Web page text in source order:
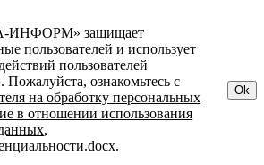
защищает
пользователей и использует
пользователей
ознакомьтесь с
на обработку персональных
в отношении использования
,
.
Ok